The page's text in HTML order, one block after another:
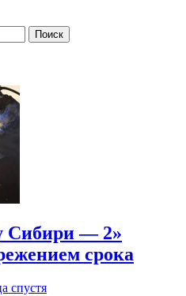
Сибири — 2»
срока
спустя